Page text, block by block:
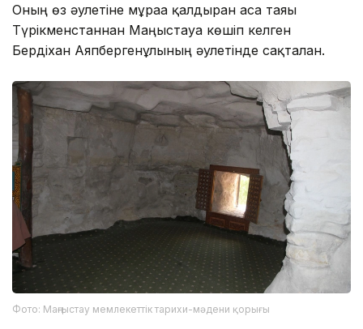
Оның өз әулетіне мұраға қалдырған аса таяғы
Түрікменстаннан Маңғыстауға көшіп келген
Бердіхан Аяпбергенұлының әулетінде сақталған.
Фото: Маңғыстау мемлекеттік тарихи-мәдени қорығы